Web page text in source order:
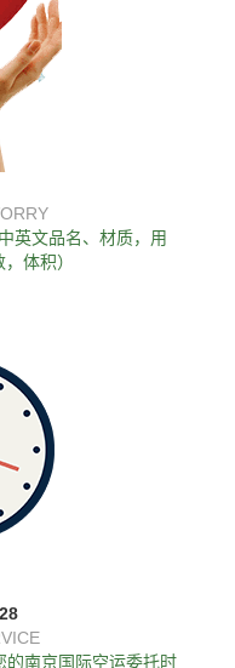
英文品名、材质，用
体积）
的南京国际空运委托时